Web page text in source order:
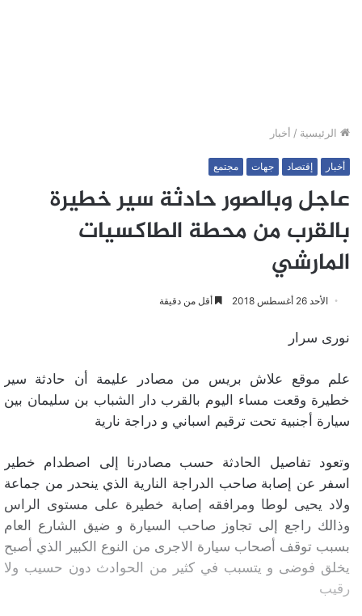
الرئيسية / أخبار
أخبار إقتصاد جهات مجتمع
عاجل وبالصور حادثة سير خطيرة
بالقرب من محطة الطاكسيات
المارشي
الأحد 26 أغسطس 2018 أقل من دقيقة
نورى سرار
علم موقع علاش بريس من مصادر عليمة أن حادثة سير
خطيرة وقعت مساء اليوم بالقرب دار الشباب بن سليمان بين
سيارة أجنبية تحت ترقيم اسباني و دراجة نارية
وتعود تفاصيل الحادثة حسب مصادرنا إلى اصطدام خطير
اسفر عن إصابة صاحب الدراجة النارية الذي ينحدر من جماعة
ولاد يحيى لوطا ومرافقه إصابة خطيرة على مستوى الراس
وذالك راجع إلى تجاوز صاحب السيارة و ضيق الشارع العام
بسبب توقف أصحاب سيارة الاجرى من النوع الكبير الذي أصبح
يخلق فوضى و يتسبب في كثير من الحوادث دون حسيب ولا
رقيب